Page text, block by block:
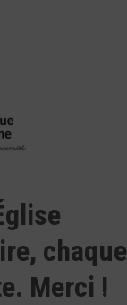
chaque
Merci !